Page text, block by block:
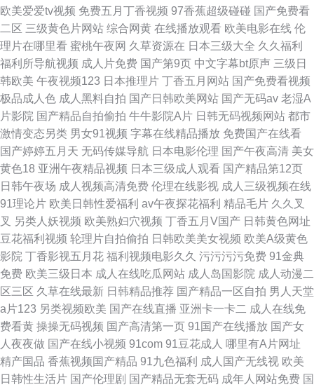
欧美爱爱tv视频 免费五月丁香视频 97香蕉超级碰碰 国产免费看
二区 三级黄色片网站 综合网黄 在线播放观看 欧美电影在线 伦
理片在哪里看 蜜桃午夜网 久草资源在 日本三级大全 久久福利
福利所导航视频 成人片免费 国产第9页 中文字幕bt原声 三级日
韩欧美 午夜视频123 日本推理片 丁香五月网站 国产免费看视频
极品成人色 成人黑料自拍 国产日韩欧美网站 国产无码av 老湿A
片影院 国产精品自拍偷拍 牛牛影院A片 日韩无码视频网站 都市
激情变态另类 男女91视频 字幕在线精品播放 免费国产在线看
国产婷婷五月天 无码传媒导航 日本电影伦理 国产午夜高清 美女
黄色18 亚洲午夜精品视频 日本三级成人观看 国产精品第12页
日韩午夜场 成人视频高清免费 伦理在线影视 成人三级视频在线
91理论片 欧美日韩性爱福利 av午夜探花福利 精品毛片 久久叉
叉 另类人妖视频 欧美熟妇穴视频 丁香五月V国产 日韩黄色网址
豆花福利视频 轮理片自拍偷拍 日韩欧美美女视频 欧美A级黄色
影院 丁香影视五月花 福利视频电影久久 污污污污免费 91金典
免费 欧美三级日本 成人在线吃瓜网站 成人岛国影院 成人动漫二
区三区 久草在线最新 日韩精品推荐 国产精品一区自拍 男人天堂
a片123 另类视频欧美 国产在线直播 亚洲卡一卡二 成人在线免
费看黄 操操无码视频 国产高清第一页 91国产在线播放 国产女
人夜夜做 国产在线小视频 91com 91豆花成人 哪里有A片网址
精产国品 香蕉视频国产精品 91九色福利 成人国产无线视 欧美
日韩性生活片 国产伦理剧 国产精品无套无码 成年人网站免费 国